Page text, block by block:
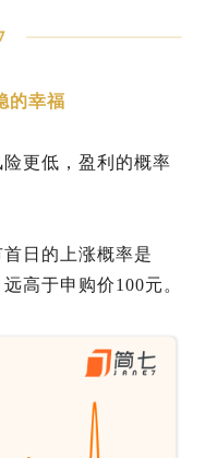
的幸福
更低，盈利的概率
日的上涨概率是
高于申购价100元。